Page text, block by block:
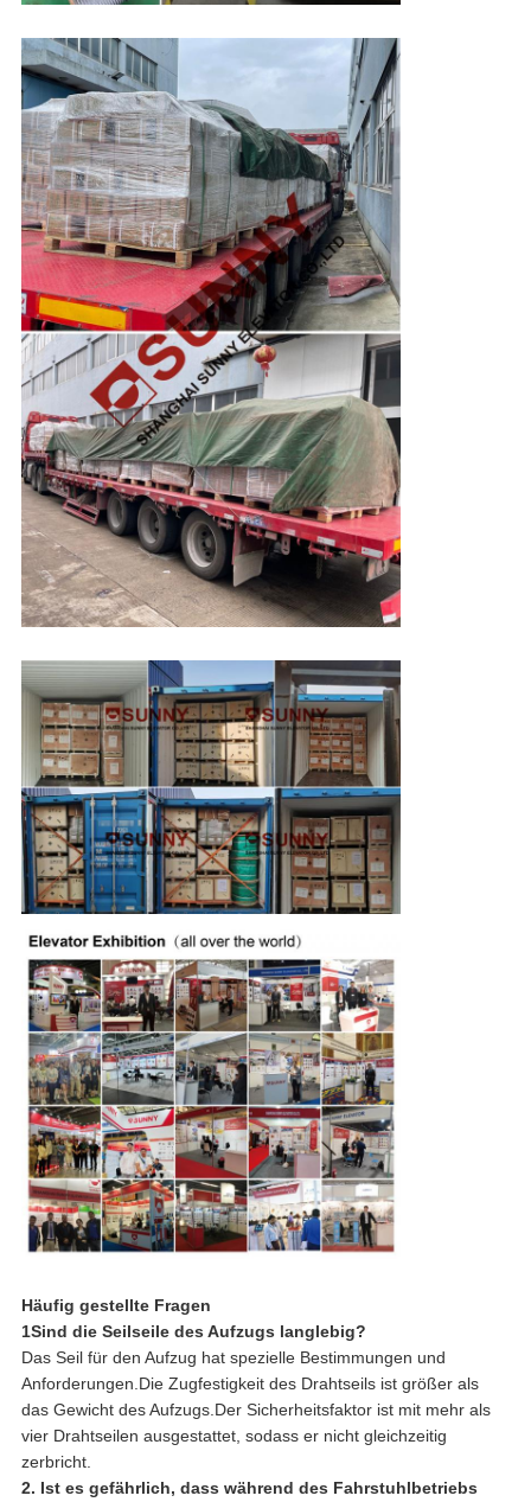
Häufig gestellte Fragen
1Sind die Seilseile des Aufzugs langlebig?
Das Seil für den Aufzug hat spezielle Bestimmungen und
Anforderungen.Die Zugfestigkeit des Drahtseils ist größer als
das Gewicht des Aufzugs.Der Sicherheitsfaktor ist mit mehr als
vier Drahtseilen ausgestattet, sodass er nicht gleichzeitig
zerbricht.
2. Ist es gefährlich, dass während des Fahrstuhlbetriebs